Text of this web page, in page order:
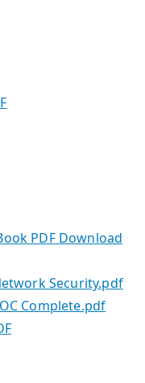
PDF Download
Security.pdf
Complete.pdf